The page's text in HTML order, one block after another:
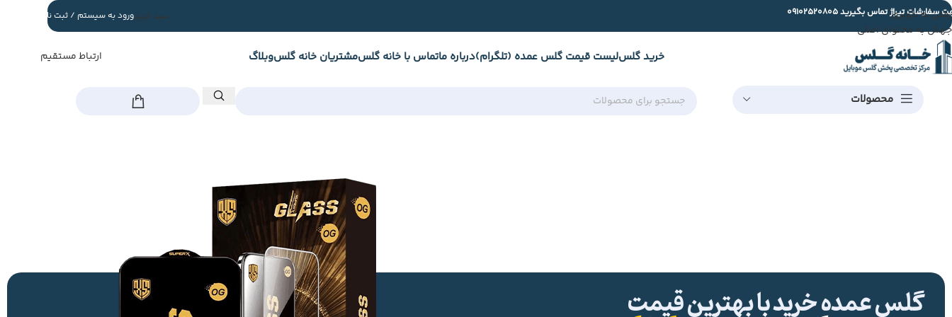
رفتن به ناوبری
جهش به محتوای اصلی
09102520805سفارشات تیراژ تماس بگیرید سبد خریدورود به سیستم / ثبت نام
خرید گلسلیست قیمت گلس عمده (تلگرام)درباره ماتماس با خانه گلسمشتریان خانه گلسوبلاگ ارتباط مستقیم
محصولات
گلس عمده خرید با بهترین قیمت